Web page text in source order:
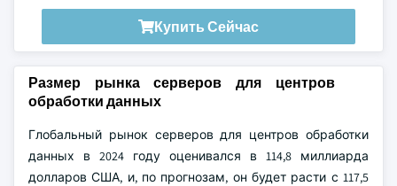
Купить Сейчас
Размер рынка серверов для центров
обработки данных
Глобальный рынок серверов для центров обработки
данных в 2024 году оценивался в 114,8 миллиарда
долларов США, и, по прогнозам, он будет расти с 117,5